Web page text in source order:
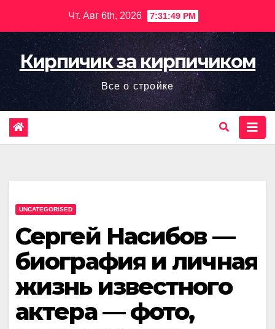
содержимому
Чт. Авг 6th, 2026 7:31:50 PM
Кирпичик за кирпичиком
Все о стройке
UNCATEGORISED
Сергей Насибов —
биография и личная
жизнь известного
актера — фото,